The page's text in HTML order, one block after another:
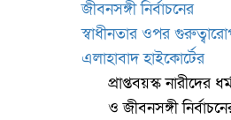
প্রাপ্তবয়স্ক নারীদের
ও জীবনসঙ্গী